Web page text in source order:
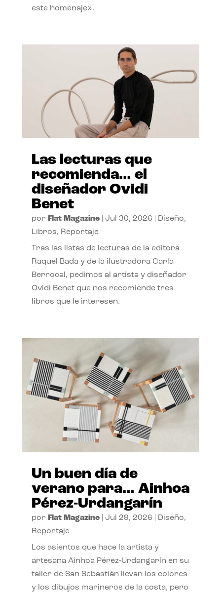
este homenaje».
Las lecturas que
recomienda… el
diseñador Ovidi
Benet
por Flat Magazine| Jul 30, 2026 Diseño,
Libros, Reportaje
Tras las listas de lecturas de la editora
Raquel Bada y de la ilustradora Carla
Berrocal, pedimos al artista y diseñador
Ovidi Benet que nos recomiende tres
libros que le interesen.
Un buen día de
verano para… Ainhoa
Pérez-Urdangarín
por Flat Magazine| Jul 29, 2026 Diseño,
Reportaje
Los asientos que hace la artista y
artesana Ainhoa Pérez-Urdangarín en su
taller de San Sebastián llevan los colores
y los dibujos marineros de la costa, pero